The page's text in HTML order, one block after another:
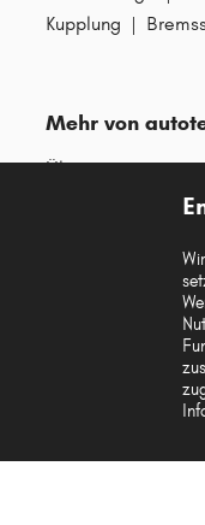
Kupplung |
Mehr von
Über uns